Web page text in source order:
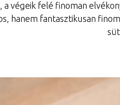
a végeik felé finoman
hanem fantasztikusan